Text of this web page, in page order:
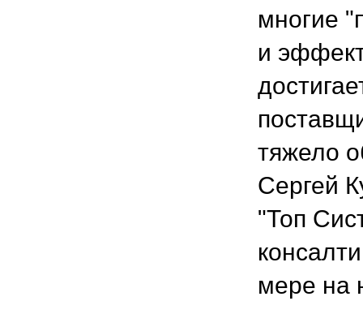
многие
и
тяжело
Сергей
"Топ
мере на